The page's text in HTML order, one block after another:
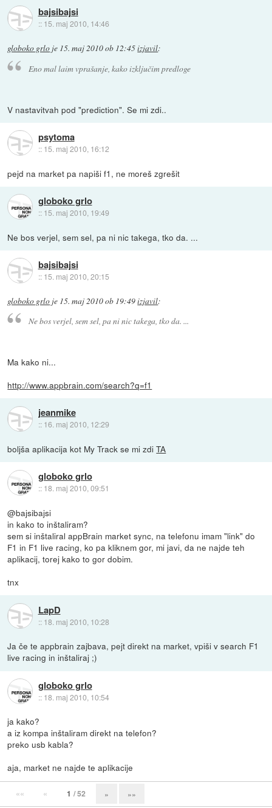
bajsibajsi
:: 15. maj 2010, 14:46
globoko grlo je 15. maj 2010 ob 12:45izjavil:
Eno mal laim vprašanje, kako izključim predloge
V nastavitvah pod "prediction". Se mi zdi..
psytoma
:: 15. maj 2010, 16:12
pejd na market pa napiši f1, ne moreš zgrešit
globoko grlo
:: 15. maj 2010, 19:49
Ne bos verjel, sem sel, pa ni nic takega, tko da. ...
bajsibajsi
:: 15. maj 2010, 20:15
globoko grlo je 15. maj 2010 ob 19:49izjavil:
Ne bos verjel, sem sel, pa ni nic takega, tko da. ...
Ma kako ni...
http://www.appbrain.com/search?q=f1
jeanmike
:: 16. maj 2010, 12:29
boljša aplikacija kot My Track se mi zdiTA
globoko grlo
:: 18. maj 2010, 09:51
@bajsibajsi
in kako to inštaliram?
sem si inštaliral appBrain market sync, na telefonu imam "link" do
F1 in F1 live racing, ko pa kliknem gor, mi javi, da ne najde teh
aplikacij, torej kako to gor dobim.
tnx
LapD
:: 18. maj 2010, 10:28
Ja če te appbrain zajbava, pejt direkt na market, vpiši v search F1
live racing in inštaliraj ;)
globoko grlo
:: 18. maj 2010, 10:54
ja kako?
a iz kompa inštaliram direkt na telefon?
preko usb kabla?
aja, market ne najde te aplikacije
«« « 1 / 52 » »»